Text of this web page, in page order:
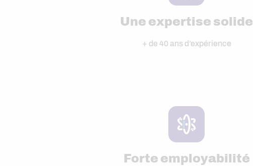
Une expertise solide
+ de 40 ans d’expérience
Forte employabilité